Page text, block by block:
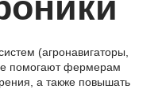
(агронавигаторы,
помогают фермерам
а также повышать